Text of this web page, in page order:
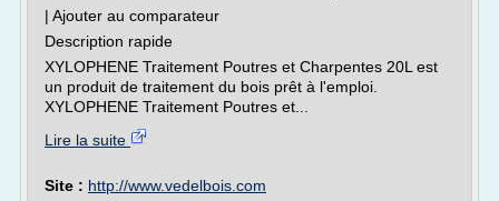
| Ajouter au comparateur
Description rapide
XYLOPHENE Traitement Poutres et Charpentes 20L est
un produit de traitement du bois prêt à l'emploi.
XYLOPHENE Traitement Poutres et...
Lire la suite
Site : http://www.vedelbois.com